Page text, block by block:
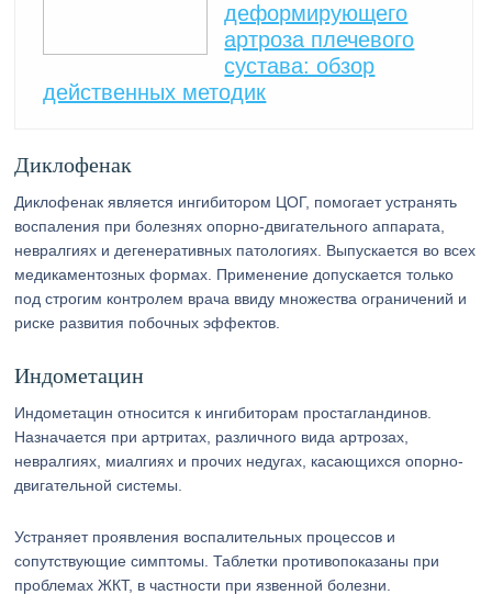
деформирующего
артроза плечевого
сустава: обзор
действенных методик
Диклофенак
Диклофенак является ингибитором ЦОГ, помогает устранять
воспаления при болезнях опорно-двигательного аппарата,
невралгиях и дегенеративных патологиях. Выпускается во всех
медикаментозных формах. Применение допускается только
под строгим контролем врача ввиду множества ограничений и
риске развития побочных эффектов.
Индометацин
Индометацин относится к ингибиторам простагландинов.
Назначается при артритах, различного вида артрозах,
невралгиях, миалгиях и прочих недугах, касающихся опорно-
двигательной системы.
Устраняет проявления воспалительных процессов и
сопутствующие симптомы. Таблетки противопоказаны при
проблемах ЖКТ, в частности при язвенной болезни.